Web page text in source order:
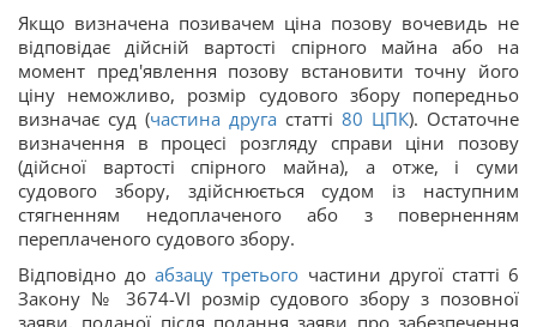
Якщо визначена позивачем ціна позову вочевидь не
відповідає дійсній вартості спірного майна або на
момент пред'явлення позову встановити точну його
ціну неможливо, розмір судового збору попередньо
визначає суд (частина друга статті 80 ЦПК). Остаточне
визначення в процесі розгляду справи ціни позову
(дійсної вартості спірного майна), а отже, і суми
судового збору, здійснюється судом із наступним
стягненням недоплаченого або з поверненням
переплаченого судового збору.
Відповідно доабзацу третього частини другої статті 6
Закону № 3674-VI розмір судового збору з позовної
заяви, поданої після подання заяви про забезпечення